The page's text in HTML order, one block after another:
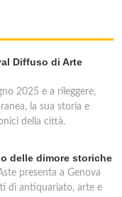
Diffuso di Arte
2025 e a rileggere,
la sua storia e
della città.
delle dimore storiche
presenta a Genova
di antiquariato, arte e